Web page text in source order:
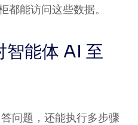
都能访问这些数据。
智能体 AI 至
问题，还能执行多步骤